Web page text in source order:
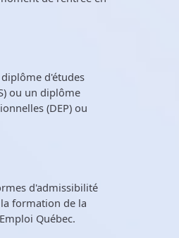
d'études
ou un diplôme
(DEP) ou
d'admissibilité
formation de la
Québec.